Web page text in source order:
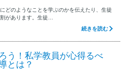
どのようなことを学ぶのかを伝えたり、生徒
があります。生徒…
続きを読む
う！私学教員が心得るべ
とは？